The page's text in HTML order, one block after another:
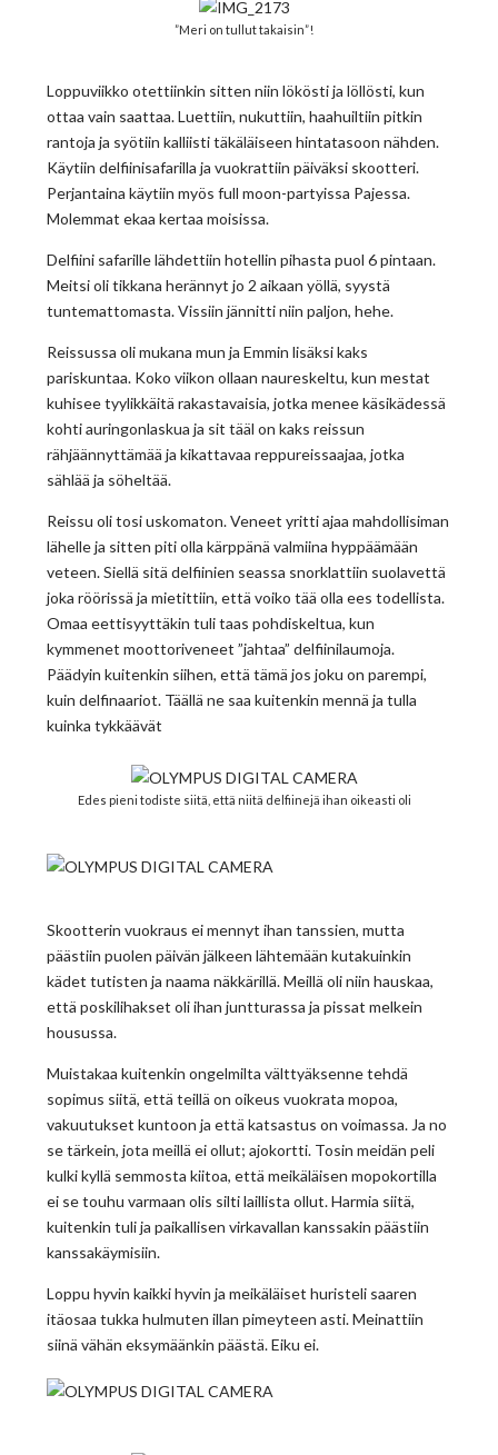
”Meri on tullut takaisin”!
Loppuviikko otettiinkin sitten niin lökösti ja löllösti, kun
ottaa vain saattaa. Luettiin, nukuttiin, haahuiltiin pitkin
rantoja ja syötiin kalliisti täkäläiseen hintatasoon nähden.
Käytiin delfiinisafarilla ja vuokrattiin päiväksi skootteri.
Perjantaina käytiin myös full moon-partyissa Pajessa.
Molemmat ekaa kertaa moisissa.
Delfiini safarille lähdettiin hotellin pihasta puol 6 pintaan.
Meitsi oli tikkana herännyt jo 2 aikaan yöllä, syystä
tuntemattomasta. Vissiin jännitti niin paljon, hehe.
Reissussa oli mukana mun ja Emmin lisäksi kaks
pariskuntaa. Koko viikon ollaan naureskeltu, kun mestat
kuhisee tyylikkäitä rakastavaisia, jotka menee käsikädessä
kohti auringonlaskua ja sit tääl on kaks reissun
rähjäännyttämää ja kikattavaa reppureissaajaa, jotka
sählää ja söheltää.
Reissu oli tosi uskomaton. Veneet yritti ajaa mahdollisiman
lähelle ja sitten piti olla kärppänä valmiina hyppäämään
veteen. Siellä sitä delfiinien seassa snorklattiin suolavettä
joka röörissä ja mietittiin, että voiko tää olla ees todellista.
Omaa eettisyyttäkin tuli taas pohdiskeltua, kun
kymmenet moottoriveneet ”jahtaa” delfiinilaumoja.
Päädyin kuitenkin siihen, että tämä jos joku on parempi,
kuin delfinaariot. Täällä ne saa kuitenkin mennä ja tulla
kuinka tykkäävät
Edes pieni todiste siitä, että niitä delfiinejä ihan oikeasti oli
Skootterin vuokraus ei mennyt ihan tanssien, mutta
päästiin puolen päivän jälkeen lähtemään kutakuinkin
kädet tutisten ja naama näkkärillä. Meillä oli niin hauskaa,
että poskilihakset oli ihan juntturassa ja pissat melkein
housussa.
Muistakaa kuitenkin ongelmilta välttyäksenne tehdä
sopimus siitä, että teillä on oikeus vuokrata mopoa,
vakuutukset kuntoon ja että katsastus on voimassa. Ja no
se tärkein, jota meillä ei ollut; ajokortti. Tosin meidän peli
kulki kyllä semmosta kiitoa, että meikäläisen mopokortilla
ei se touhu varmaan olis silti laillista ollut. Harmia siitä,
kuitenkin tuli ja paikallisen virkavallan kanssakin päästiin
kanssakäymisiin.
Loppu hyvin kaikki hyvin ja meikäläiset huristeli saaren
itäosaa tukka hulmuten illan pimeyteen asti. Meinattiin
siinä vähän eksymäänkin päästä. Eiku ei.